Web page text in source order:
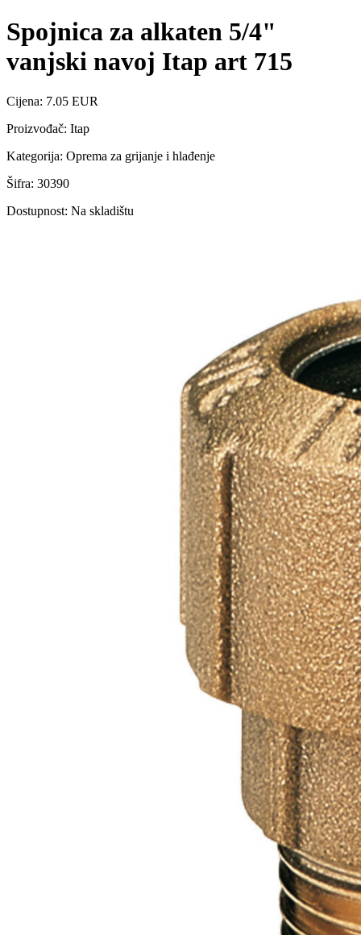
Spojnica za alkaten 5/4"
vanjski navoj Itap art 715
Cijena: 7.05 EUR
Proizvođač: Itap
Kategorija: Oprema za grijanje i hlađenje
Šifra: 30390
Dostupnost: Na skladištu